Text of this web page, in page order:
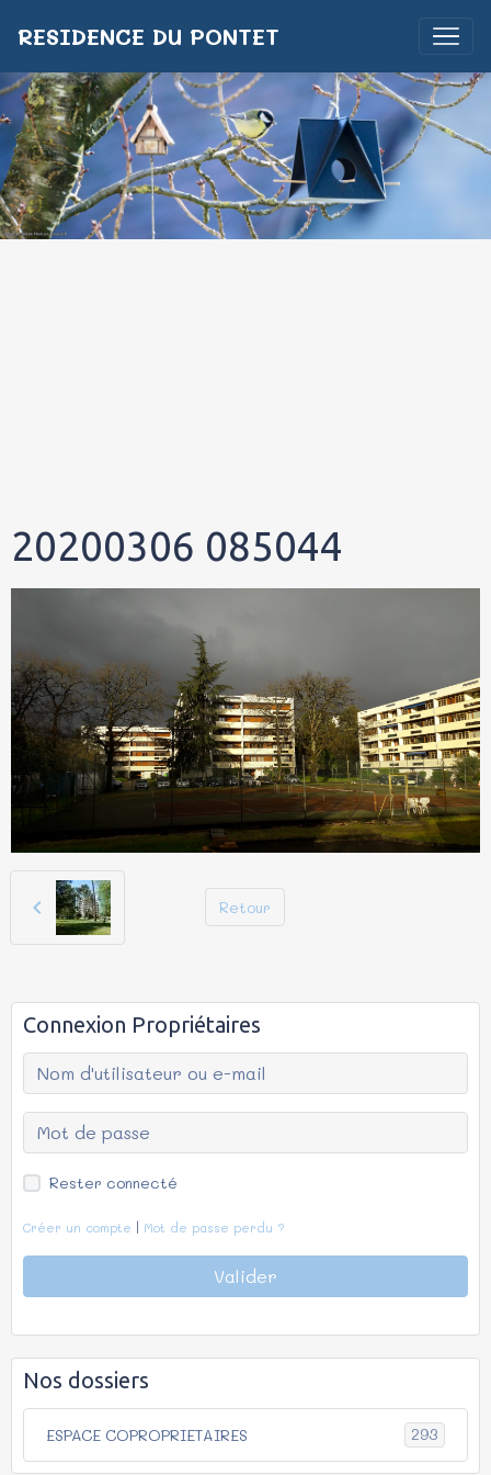
RESIDENCE DU PONTET
20200306 085044
Retour
Connexion Propriétaires
Rester connecté
Créer un compte Mot de passe perdu ?
Valider
Nos dossiers
ESPACE COPROPRIETAIRES 293